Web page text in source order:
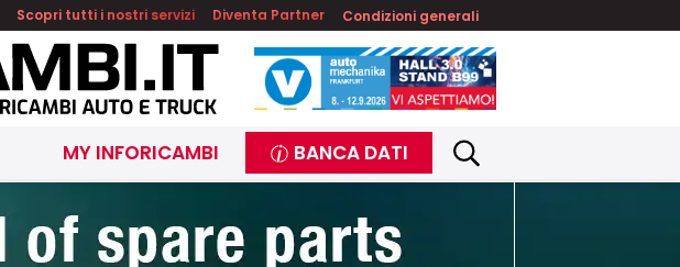
Scopri tutti i nostri servizi Diventa Partner Condizioni generali
MY INFORICAMBI BANCA DATI